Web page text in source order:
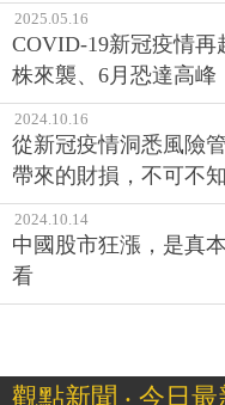
2025.05.16
COVID-19新冠疫情再
株來襲、6月恐達高峰
2024.10.16
從新冠疫情洞悉風險
帶來的財損，不可不
2024.10.14
中國股市狂漲，是真
看
觀點新聞 ‧ 今日最